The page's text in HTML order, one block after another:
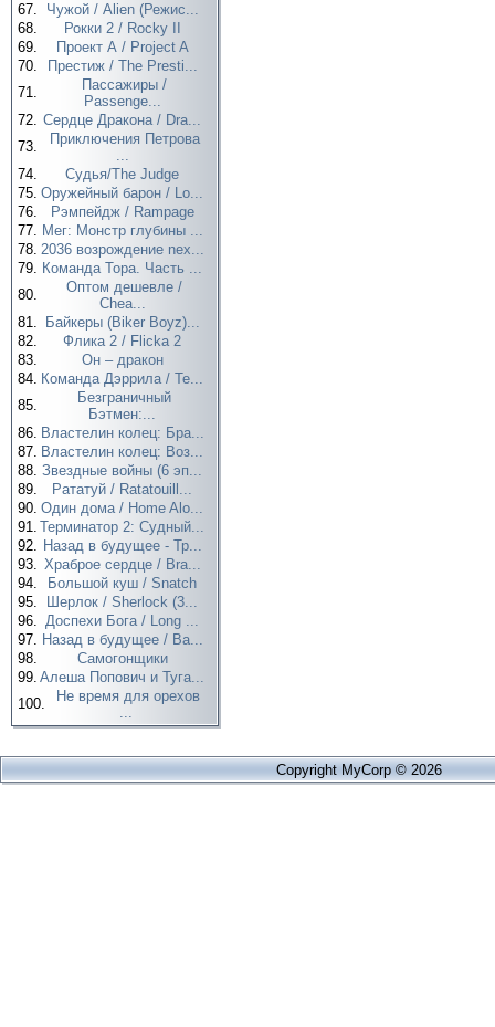
67.
Чужой / Alien (Режис...
68.
Рокки 2 / Rocky II
69.
Проект А / Project A
70.
Престиж / The Presti...
71.
Пассажиры /
Passenge...
72. Сердце Дракона / Dra...
73.
Приключения Петрова
...
74.
Судья/The Judge
75. Оружейный барон / Lo...
76.
Рэмпейдж / Rampage
77. Мег: Монстр глубины ...
78. 2036 возрождение nex...
79. Команда Тора. Часть ...
80.
Оптом дешевле /
Chea...
81.
Байкеры (Biker Boyz)...
82.
Флика 2 / Flicka 2
83.
Он – дракон
84. Команда Дэррила / Te...
85.
Безграничный
Бэтмен:...
86. Властелин колец: Бра...
87. Властелин колец: Воз...
88. Звездные войны (6 эп...
89.
Рататуй / Ratatouill...
90. Один дома / Home Alo...
91. Терминатор 2: Судный...
92. Назад в будущее - Тр...
93. Храброе сердце / Bra...
94.
Большой куш / Snatch
95.
Шерлок / Sherlock (3...
96. Доспехи Бога / Long ...
97. Назад в будущее / Ba...
98.
Самогонщики
99. Алеша Попович и Туга...
100.
Не время для орехов
...
Copyright MyCorp © 2026